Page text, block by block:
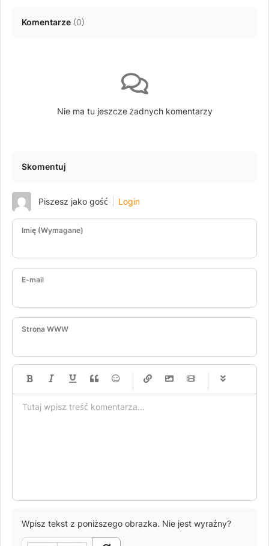
Komentarze (0)
Nie ma tu jeszcze żadnych komentarzy
Skomentuj
Piszesz jako gość Login
Imię (Wymagane)
E-mail
Strona WWW
-
-
-
-
Wpisz tekst z poniższego obrazka. Nie jest wyraźny?